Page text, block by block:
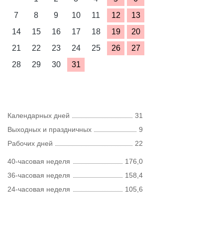
7
8 9 10 11 12
13
14
15 16 17 18 19
20
21
22 23 24 25 26
27
28
29 30 31
Календарных дней
31
Выходных и праздничных
9
Рабочих дней
22
40-часовая неделя
176,0
36-часовая неделя
158,4
24-часовая неделя
105,6